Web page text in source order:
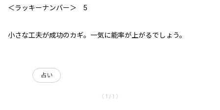
＜ラッキーナンバー＞ 5
小さな工夫が成功のカギ。一気に能率が上がるでしょう。
占い
〈 1 / 1 〉